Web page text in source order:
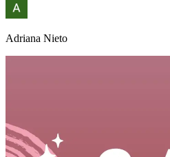
Adriana Nieto